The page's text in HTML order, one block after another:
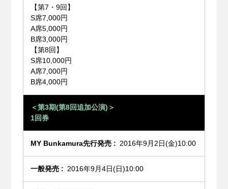
【第7・9回】
S席7,000円
A席5,000円
B席3,000円
【第8回】
S席10,000円
A席7,000円
B席4,000円
＜第3期(第8回追加公演)＞
1回券
2016年9月2日(金)10:00
2016年9月4日(日)10:00